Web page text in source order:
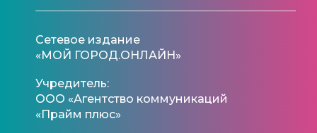
Сетевое издание
«МОЙ ГОРОД.ОНЛАЙН»
Учредитель:
ООО «Агентство коммуникаций
«Прайм плюс»